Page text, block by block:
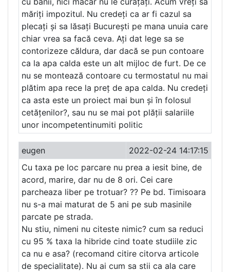
măriți impozitul. Nu credeți ca ar fi cazul sa
plecați și sa lăsați București pe mana unuia care
chiar vrea sa facă ceva. Ați dat lege sa se
contorizeze căldura, dar dacă se pun contoare
ca la apa calda este un alt mijloc de furt. De ce
nu se montează contoare cu termostatul nu mai
plătim apa rece la preț de apa calda. Nu credeți
ca asta este un proiect mai bun și în folosul
cetățenilor?, sau nu se mai pot plății salariile
unor incompetentinumiti politic
eugen
2022-02-24 14:17:15
Cu taxa pe loc parcare nu prea a iesit bine, de
acord, marire, dar nu de 8 ori. Cei care
parcheaza liber pe trotuar? ?? Pe bd. Timisoara
nu s-a mai maturat de 5 ani pe sub masinile
parcate pe strada.
Nu stiu, nimeni nu citeste nimic? cum sa reduci
cu 95 % taxa la hibride cind toate studiile zic
ca nu e asa? (recomand citire citorva articole
de specialitate). Nu ai cum sa stii ca ala care